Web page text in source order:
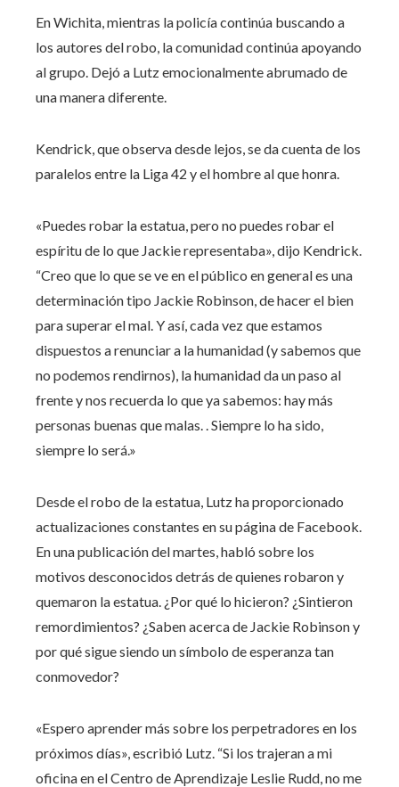
En Wichita, mientras la policía continúa buscando a
los autores del robo, la comunidad continúa apoyando
al grupo. Dejó a Lutz emocionalmente abrumado de
una manera diferente.
Kendrick, que observa desde lejos, se da cuenta de los
paralelos entre la Liga 42 y el hombre al que honra.
«Puedes robar la estatua, pero no puedes robar el
espíritu de lo que Jackie representaba», dijo Kendrick.
“Creo que lo que se ve en el público en general es una
determinación tipo Jackie Robinson, de hacer el bien
para superar el mal. Y así, cada vez que estamos
dispuestos a renunciar a la humanidad (y sabemos que
no podemos rendirnos), la humanidad da un paso al
frente y nos recuerda lo que ya sabemos: hay más
personas buenas que malas. . Siempre lo ha sido,
siempre lo será.»
Desde el robo de la estatua, Lutz ha proporcionado
actualizaciones constantes en su página de Facebook.
En una publicación del martes, habló sobre los
motivos desconocidos detrás de quienes robaron y
quemaron la estatua. ¿Por qué lo hicieron? ¿Sintieron
remordimientos? ¿Saben acerca de Jackie Robinson y
por qué sigue siendo un símbolo de esperanza tan
conmovedor?
«Espero aprender más sobre los perpetradores en los
próximos días», escribió Lutz. “Si los trajeran a mi
oficina en el Centro de Aprendizaje Leslie Rudd, no me